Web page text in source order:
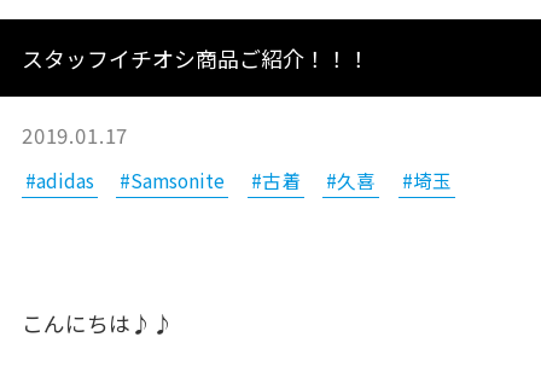
スタッフイチオシ商品ご紹介！！！
2019.01.17
#adidas #Samsonite #古着 #久喜 #埼玉
こんにちは♪♪